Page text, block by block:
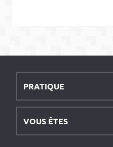
PRATIQUE
VOUS ÊTES